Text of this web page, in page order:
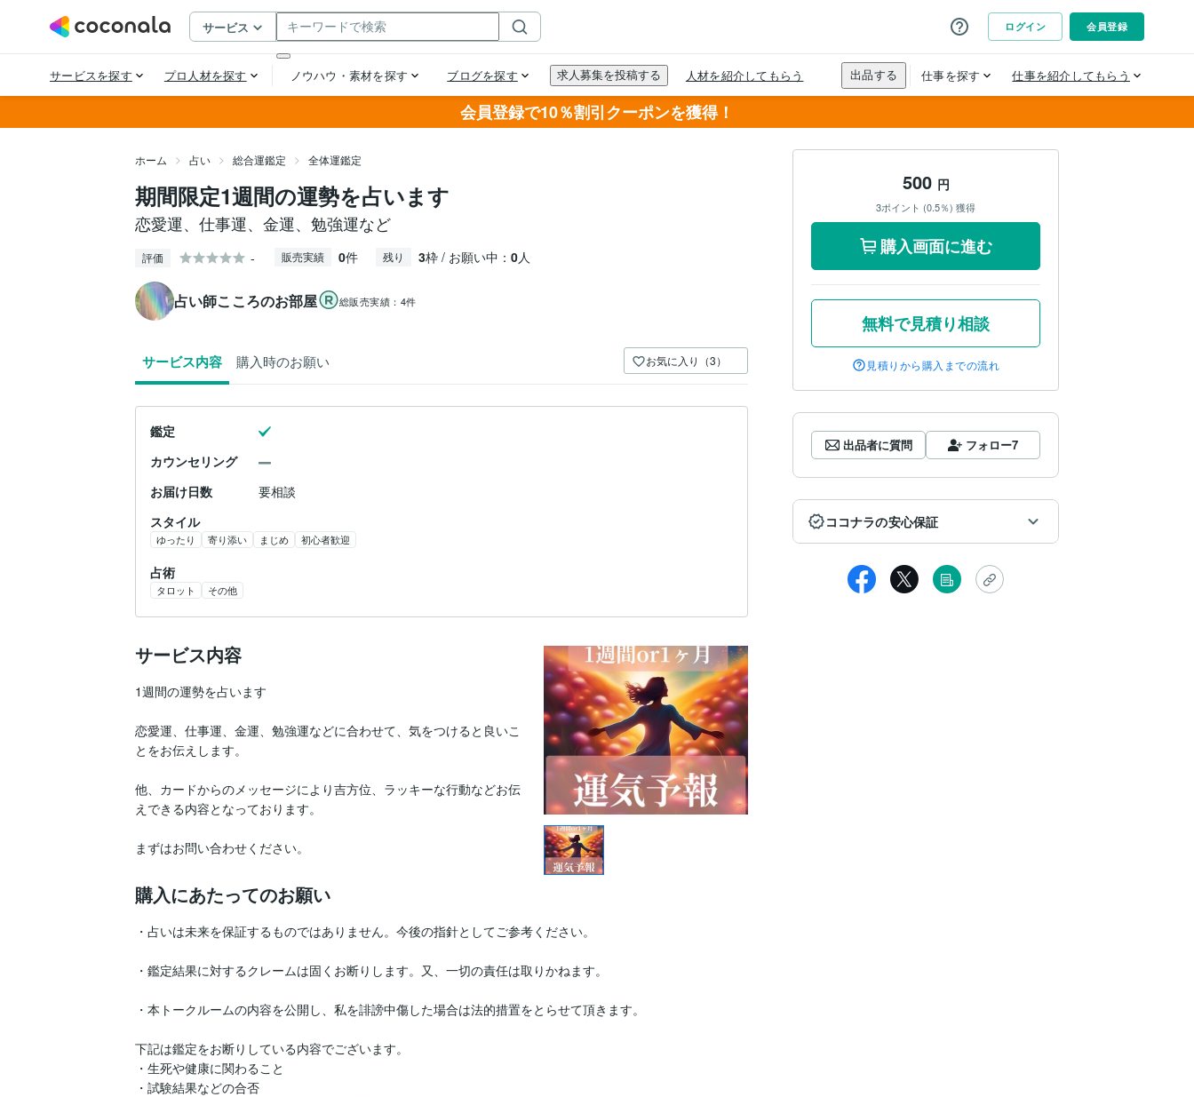
会員登録で10％割引クーポンを獲得！
ホーム 占い 総合運鑑定 全体運鑑定
期間限定1週間の運勢を占います
恋愛運、仕事運、金運、勉強運など
評価 - 販売実績 0件 残り 3枠 / お願い中： 0人
占い師こころのお部屋 総販売実績： 4件
サービス内容 購入時のお願い お気に入り（3）
鑑定
カウンセリング
お届け日数
要相談
スタイル
ゆったり 寄り添い まじめ 初心者歓迎
占術
タロット その他
サービス内容
1週間の運勢を占います
恋愛運、仕事運、金運、勉強運などに合わせて、気をつけると良いこ
とをお伝えします。
他、カードからのメッセージにより吉方位、ラッキーな行動などお伝
えできる内容となっております。
まずはお問い合わせください。
購入にあたってのお願い
・占いは未来を保証するものではありません。今後の指針としてご参考ください。
・鑑定結果に対するクレームは固くお断りします。又、一切の責任は取りかねます。
・本トークルームの内容を公開し、私を誹謗中傷した場合は法的措置をとらせて頂きます。
下記は鑑定をお断りしている内容でございます。
・生死や健康に関わること
・試験結果などの合否
500 円
3ポイント (0.5％) 獲得
購入画面に進む
無料で見積り相談
見積りから購入までの流れ
出品者に質問 フォロー7
ココナラの安心保証